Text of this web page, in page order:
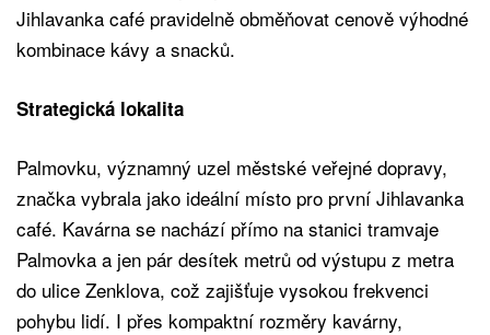
Jihlavanka café pravidelně obměňovat cenově výhodné
kombinace kávy a snacků.
Strategická lokalita
Palmovku, významný uzel městské veřejné dopravy,
značka vybrala jako ideální místo pro první Jihlavanka
café. Kavárna se nachází přímo na stanici tramvaje
Palmovka a jen pár desítek metrů od výstupu z metra
do ulice Zenklova, což zajišťuje vysokou frekvenci
pohybu lidí. I přes kompaktní rozměry kavárny,